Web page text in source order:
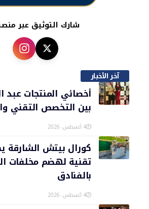
شارك التوثيق عبر
آخر الأخبار
أخصائي المنتجات عبد
بين التخصص التقني
4 أغسطس، 2026
كورال بيتش الشارقة
تقنية لهضم مخلفات
بالفنادق
4 أغسطس، 2026